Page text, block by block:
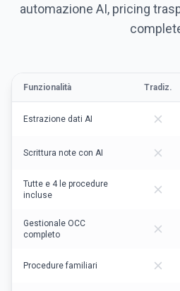
automazione AI, pricing
Funzionalità Tradiz.
Estrazione dati AI
Scrittura note con AI
Tutte e 4 le procedure
incluse
Gestionale OCC
completo
Procedure familiari